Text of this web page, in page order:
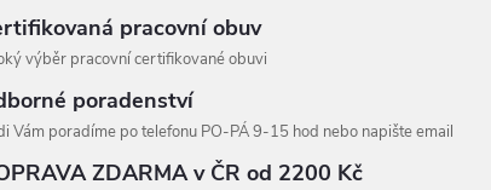
pracovní obuv
výběr pracovní certifikované obuvi
poradenství
Vám poradíme po telefonu PO-PÁ 9-15 hod nebo napište email
ZDARMA v ČR od 2200 Kč